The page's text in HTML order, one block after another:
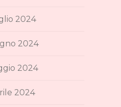
2024
2024
2024
2024